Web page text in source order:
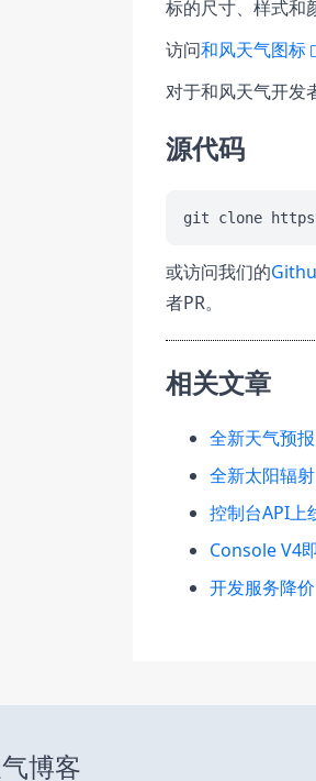
标的尺寸、样式和
访问和风天气图标
对于和风天气开发
源代码
或访问我们的
者PR。
相关文章
全新天气预
全新太阳辐
控制台API上
Console V4
开发服务降价
博客